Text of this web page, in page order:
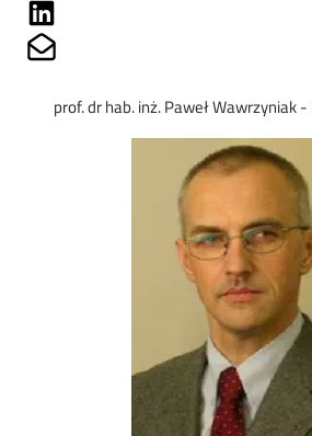
prof. dr hab. inż. Paweł Wawrzyniak